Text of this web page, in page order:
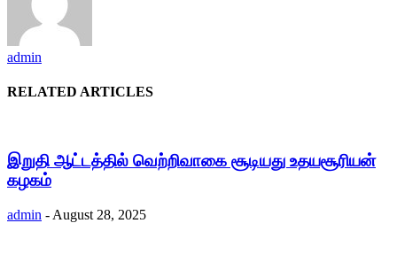
admin
RELATED ARTICLES
இறுதி ஆட்டத்தில் வெற்றிவாகை சூடியது உதயசூரியன்
கழகம்
admin - August 28, 2025